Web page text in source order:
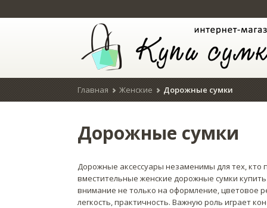
Главная Женские Дорожные сумки
Дорожные сумки
Дорожные аксессуары незаменимы для тех,
вместительные женские дорожные сумки
внимание не только на оформление, цветовое
легкость, практичность. Важную роль играет